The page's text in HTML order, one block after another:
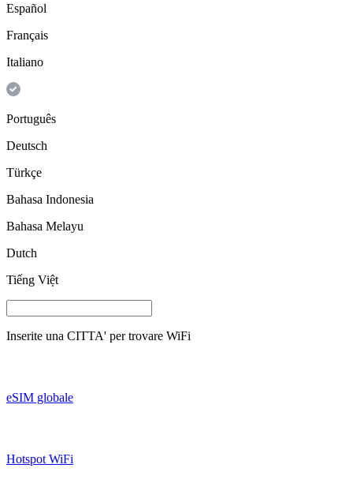
Español
Français
Italiano
Português
Deutsch
Türkçe
Bahasa Indonesia
Bahasa Melayu
Dutch
Tiếng Việt
Inserite una CITTA' per trovare WiFi
eSIM globale
Hotspot WiFi